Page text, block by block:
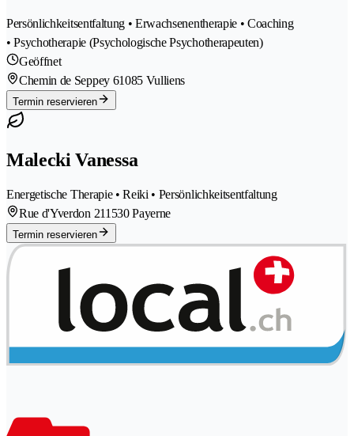
Persönlichkeitsentfaltung • Erwachsenentherapie • Coaching
• Psychotherapie (Psychologische Psychotherapeuten)
Geöffnet
Chemin de Seppey 61085 Vulliens
Termin reservieren
Malecki Vanessa
Energetische Therapie • Reiki • Persönlichkeitsentfaltung
Rue d'Yverdon 211530 Payerne
Termin reservieren